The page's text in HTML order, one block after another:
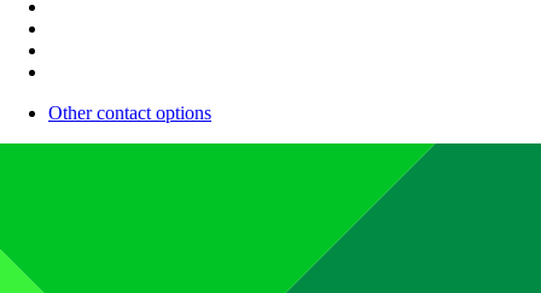
Other contact options